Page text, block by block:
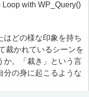
with WP_Query()
はどの様な印象を持ち
裁かれているシーンを
か。「裁き」という言
分の身に起こるような